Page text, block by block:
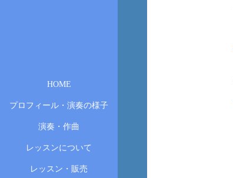
HOME
プロフィール・演奏の様子
演奏・作曲
レッスンについて
レッスン・販売